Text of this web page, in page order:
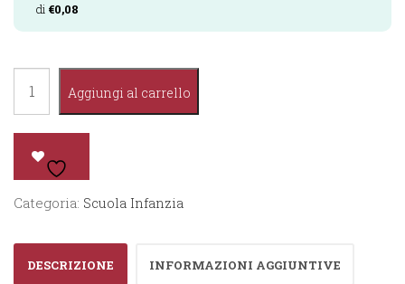
di €0,08
dello
Struzzo
Aggiungi al carrello
Categoria: Scuola Infanzia
DESCRIZIONE INFORMAZIONI AGGIUNTIVE